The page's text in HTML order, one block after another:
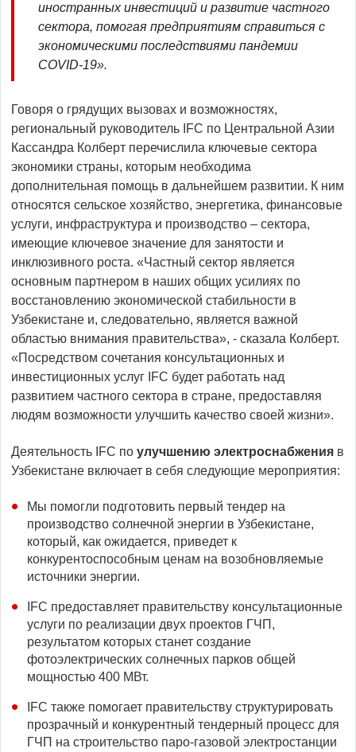
иностранных инвестиций и развитие частного
сектора, помогая предприятиям справиться с
экономическими последствиями пандемии
COVID-19».
Говоря о грядущих вызовах и возможностях,
региональный руководитель IFC по Центральной Азии
Кассандра Колберт перечислила ключевые сектора
экономики страны, которым необходима
дополнительная помощь в дальнейшем развитии. К ним
относятся сельское хозяйство, энергетика, финансовые
услуги, инфраструктура и производство – сектора,
имеющие ключевое значение для занятости и
инклюзивного роста. «Частный сектор является
основным партнером в наших общих усилиях по
восстановлению экономической стабильности в
Узбекистане и, следовательно, является важной
областью внимания правительства», - сказала Колберт.
«Посредством сочетания консультационных и
инвестиционных услуг IFC будет работать над
развитием частного сектора в стране, предоставляя
людям возможности улучшить качество своей жизни».
Деятельность IFC по улучшению электроснабжения в
Узбекистане включает в себя следующие мероприятия:
Мы помогли подготовить первый тендер на
производство солнечной энергии в Узбекистане,
который, как ожидается, приведет к
конкурентоспособным ценам на возобновляемые
источники энергии.
IFC предоставляет правительству консультационные
услуги по реализации двух проектов ГЧП,
результатом которых станет создание
фотоэлектрических солнечных парков общей
мощностью 400 МВт.
IFC также помогает правительству структурировать
прозрачный и конкурентный тендерный процесс для
ГЧП на строительство паро-газовой электростанции